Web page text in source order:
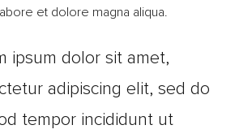
et dolore magna aliqua.
ipsum dolor sit amet,
adipiscing elit, sed do
tempor incididunt ut